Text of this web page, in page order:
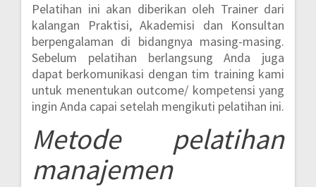
Pelatihan ini akan diberikan oleh Trainer dari
kalangan Praktisi, Akademisi dan Konsultan
berpengalaman di bidangnya masing-masing.
Sebelum pelatihan berlangsung Anda juga
dapat berkomunikasi dengan tim training kami
untuk menentukan outcome/ kompetensi yang
ingin Anda capai setelah mengikuti pelatihan ini.
Metode pelatihan
manajemen